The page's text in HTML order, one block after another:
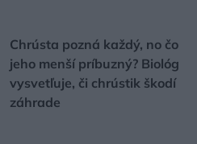
Chrústa pozná každý, no čo
jeho menší príbuzný? Biológ
vysvetľuje, či chrústik škodí
záhrade